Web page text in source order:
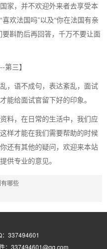
家，并不欢迎外来者去享受本
欢法国吗”以及“你在法国有亲
斟酌后再回答，千万不要让面
三】
，语不成句，表达紊乱，面试
能给面试官留下好的印象。
料，在日常的生活中，我们应
样才能在我们需要帮助的时候
还有其他的疑问，欢迎来本站
供专业的意见。
哪些
337494601
：337494601@qq.com